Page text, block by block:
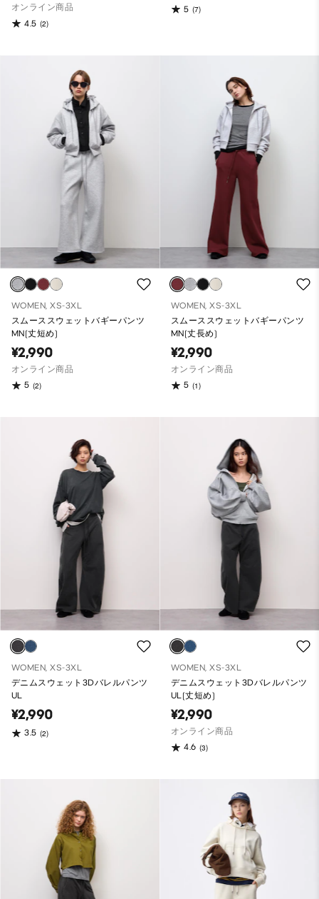
オンライン商品
4.5 (2)
5 (7)
WOMEN, XS-3XL
スムーススウェットバギーパンツ
MN(丈短め)
¥2,990
オンライン商品
5 (2)
WOMEN, XS-3XL
スムーススウェットバギーパンツ
MN(丈長め)
¥2,990
オンライン商品
5 (1)
WOMEN, XS-3XL
デニムスウェット3Dバレルパンツ
UL
¥2,990
3.5 (2)
WOMEN, XS-3XL
デニムスウェット3Dバレルパンツ
UL(丈短め)
¥2,990
オンライン商品
4.6 (3)